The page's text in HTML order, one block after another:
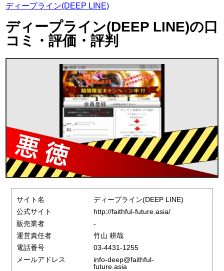
ディープライン(DEEP LINE)
ディープライン(DEEP LINE)の口
コミ・評価・評判
サイト名
ディープライン(DEEP LINE)
公式サイト
http://faithful-future.asia/
販売業者
-
運営責任者
竹山 耕哉
電話番号
03-4431-1255
メールアドレス
info-deep@faithful-
future.asia